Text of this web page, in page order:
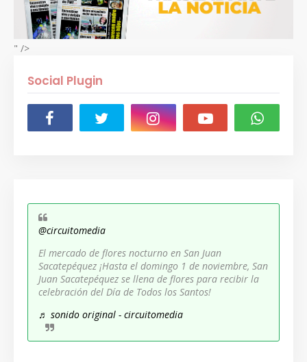
" />
Social Plugin
@circuitomedia
El mercado de flores nocturno en San Juan
Sacatepéquez ¡Hasta el domingo 1 de noviembre, San
Juan Sacatepéquez se llena de flores para recibir la
celebración del Día de Todos los Santos!
♬ sonido original - circuitomedia